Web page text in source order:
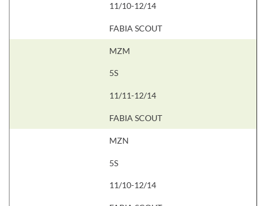
11/10-12/14
FABIA SCOUT
MZM
5S
11/11-12/14
FABIA SCOUT
MZN
5S
11/10-12/14